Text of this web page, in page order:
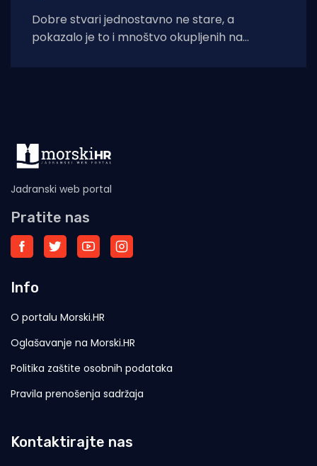
Dobre stvari jednostavno ne stare, a
pokazalo je to i mnoštvo okupljenih na
Jadranski web portal
Pratite nas
Info
O portalu Morski.HR
Oglašavanje na Morski.HR
Politika zaštite osobnih podataka
Pravila prenošenja sadržaja
Kontaktirajte nas